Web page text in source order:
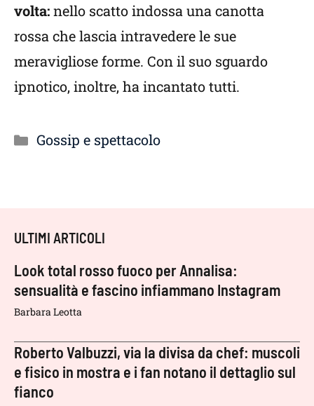
volta:nello scatto indossa una canotta
rossa che lascia intravedere le sue
meravigliose forme. Con il suo sguardo
ipnotico, inoltre, ha incantato tutti.
Categorie
Gossip e spettacolo
ULTIMI ARTICOLI
Look total rosso fuoco per Annalisa:
sensualità e fascino infiammano Instagram
Barbara Leotta
Roberto Valbuzzi, via la divisa da chef: muscoli
e fisico in mostra e i fan notano il dettaglio sul
fianco